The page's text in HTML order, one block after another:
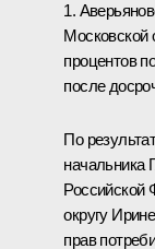
1.
Московской
процентов
после
По
начальника
Российской
округу
прав